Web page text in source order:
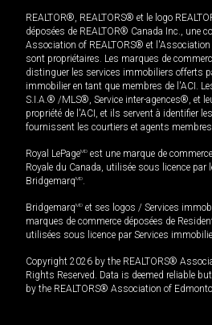
REALTOR®, REALTORS® et le logo
déposées de REALTOR® Canada Inc., une
Association of REALTORS® et l'Association
sont propriétaires. Les marques de
distinguer les services immobiliers offerts
immobilier en tant que membres de l'ACI.
S.I.A.® /MLS®, Service inter-agences®, et
propriété de l'ACI, et ils servent à identifier
fournissent les courtiers et agents membres
Royal LePageMD est une marque de
Royale du Canada, utilisée sous licence par
BridgemarqMD.
BridgemarqMD et ses logos / Services
marques de commerce déposées de
utilisées sous licence par Services
Copyright 2026 by the REALTORS®
Rights Reserved. Data is deemed reliable
by the REALTORS® Association of